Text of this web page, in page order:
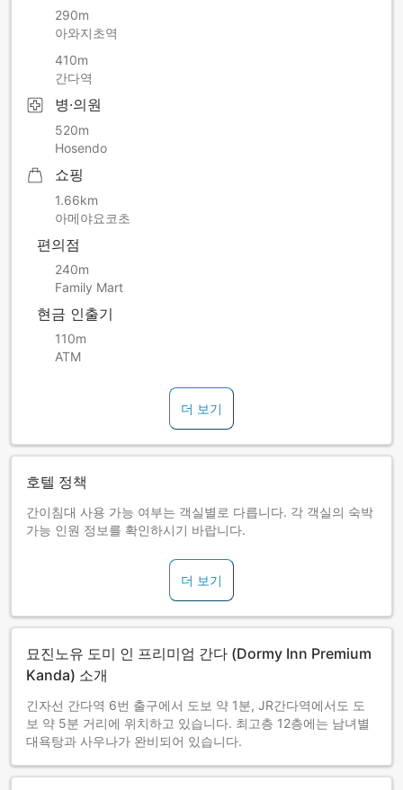
290m
아와지초역
410m
간다역
병·의원
520m
Hosendo
쇼핑
1.66km
아메야요코초
편의점
240m
Family Mart
현금 인출기
110m
ATM
더 보기
호텔 정책
간이침대 사용 가능 여부는 객실별로 다릅니다. 각 객실의 숙박
가능 인원 정보를 확인하시기 바랍니다.
더 보기
묘진노유 도미 인 프리미엄 간다 (Dormy Inn Premium
Kanda) 소개
긴자선 간다역 6번 출구에서 도보 약 1분, JR간다역에서도 도
보 약 5분 거리에 위치하고 있습니다. 최고층 12층에는 남녀별
대욕탕과 사우나가 완비되어 있습니다.